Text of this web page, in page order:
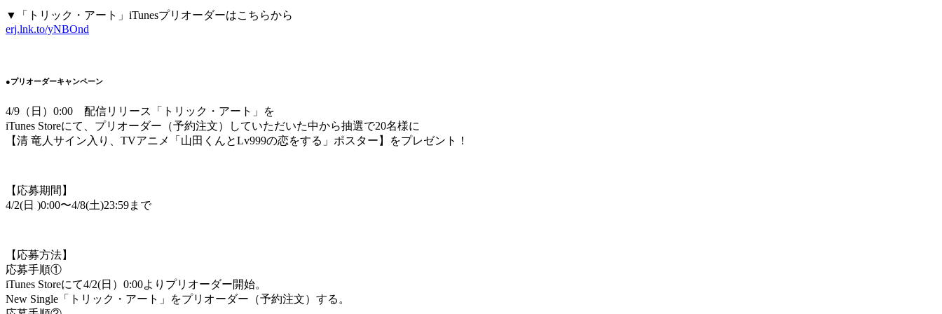
▼「トリック・アート」iTunesプリオーダーはこちらから
erj.lnk.to/yNBOnd
●プリオーダーキャンペーン
4/9（日）0:00 配信リリース「トリック・アート」を
iTunes Storeにて、プリオーダー（予約注文）していただいた中から抽選で20名様に
【清 竜人サイン入り、TVアニメ「山田くんとLv999の恋をする」ポスター】をプレゼント！
【応募期間】
4/2(日 )0:00〜4/8(土)23:59まで
【応募方法】
応募手順①
iTunes Storeにて4/2(日）0:00よりプリオーダー開始。
New Single「トリック・アート」をプリオーダー（予約注文）する。